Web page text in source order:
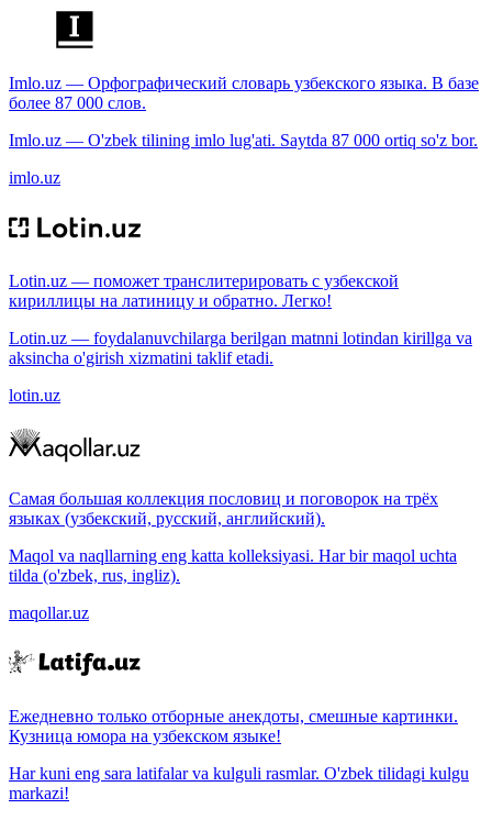
Imlo.uz — Орфографический словарь узбекского языка. В базе
более 87 000 слов.
Imlo.uz — O'zbek tilining imlo lug'ati. Saytda 87 000 ortiq so'z bor.
imlo.uz
Lotin.uz — поможет транслитерировать с узбекской
кириллицы на латиницу и обратно. Легко!
Lotin.uz — foydalanuvchilarga berilgan matnni lotindan kirillga va
aksincha o'girish xizmatini taklif etadi.
lotin.uz
Самая большая коллекция пословиц и поговорок на трёх
языках (узбекский, русский, английский).
Maqol va naqllarning eng katta kolleksiyasi. Har bir maqol uchta
tilda (o'zbek, rus, ingliz).
maqollar.uz
Ежедневно только отборные анекдоты, смешные картинки.
Кузница юмора на узбекском языке!
Har kuni eng sara latifalar va kulguli rasmlar. O'zbek tilidagi kulgu
markazi!